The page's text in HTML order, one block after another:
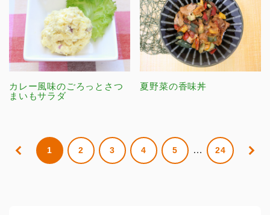
カレー風味のごろっとさつ
まいもサラダ
夏野菜の香味丼
1 2 3 4 5 … 24